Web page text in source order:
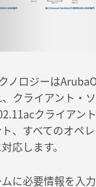
ノロジーは
クライアント・
クライアン
、すべてのオペ
応します。
に必要情報を入